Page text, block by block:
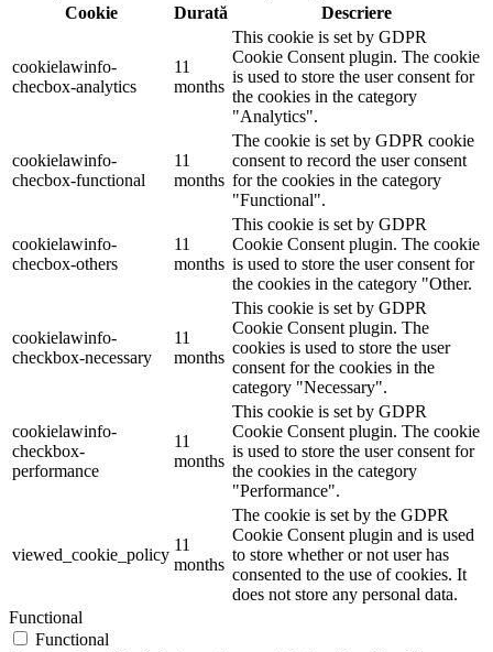
Cookie
Durată Descriere
cookielawinfo-
checbox-analytics
11
months
This cookie is set by GDPR
Cookie Consent plugin. The cookie
is used to store the user consent for
the cookies in the category
"Analytics".
cookielawinfo-
checbox-functional
11
months
The cookie is set by GDPR cookie
consent to record the user consent
for the cookies in the category
"Functional".
cookielawinfo-
checbox-others
11
months
This cookie is set by GDPR
Cookie Consent plugin. The cookie
is used to store the user consent for
the cookies in the category "Other.
cookielawinfo-
checkbox-necessary
11
months
This cookie is set by GDPR
Cookie Consent plugin. The
cookies is used to store the user
consent for the cookies in the
category "Necessary".
cookielawinfo-
checkbox-
performance
11
months
This cookie is set by GDPR
Cookie Consent plugin. The cookie
is used to store the user consent for
the cookies in the category
"Performance".
viewed_cookie_policy
11
months
The cookie is set by the GDPR
Cookie Consent plugin and is used
to store whether or not user has
consented to the use of cookies. It
does not store any personal data.
Functional
Functional